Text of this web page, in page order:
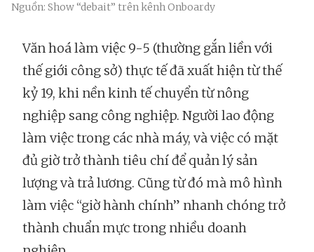
Nguồn: Show “debait” trên kênh Onboardy
Văn hoá làm việc 9-5 (thường gắn liền với
thế giới công sở) thực tế đã xuất hiện từ thế
kỷ 19, khi nền kinh tế chuyển từ nông
nghiệp sang công nghiệp. Người lao động
làm việc trong các nhà máy, và việc có mặt
đủ giờ trở thành tiêu chí để quản lý sản
lượng và trả lương. Cũng từ đó mà mô hình
làm việc “giờ hành chính” nhanh chóng trở
thành chuẩn mực trong nhiều doanh